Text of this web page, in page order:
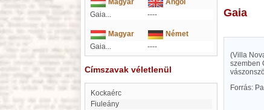
Magyar
Angol
Gaia...
----
Magyar
Német
Gaia...
----
Címszavak véletlenül
Kockaérc
Fiuleány
Gaia
(Villa
szemben
Forrás: